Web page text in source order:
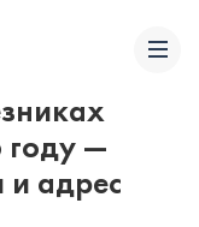
году —
и адрес